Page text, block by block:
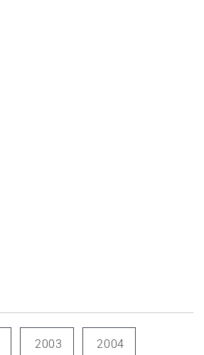
2003 2004